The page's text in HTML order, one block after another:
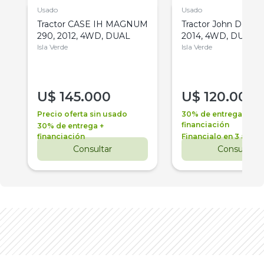
Usado
Tractor CASE IH MAGNUM
290, 2012, 4WD, DUAL
Isla Verde
U$ 145.000
Precio oferta sin usado
30% de entrega +
financiación
Consultar
Usado
Tractor John Deere
2014, 4WD, DUAL
Isla Verde
U$ 120.000
30% de entrega +
financiación
Financialo en 3 años
Consultar